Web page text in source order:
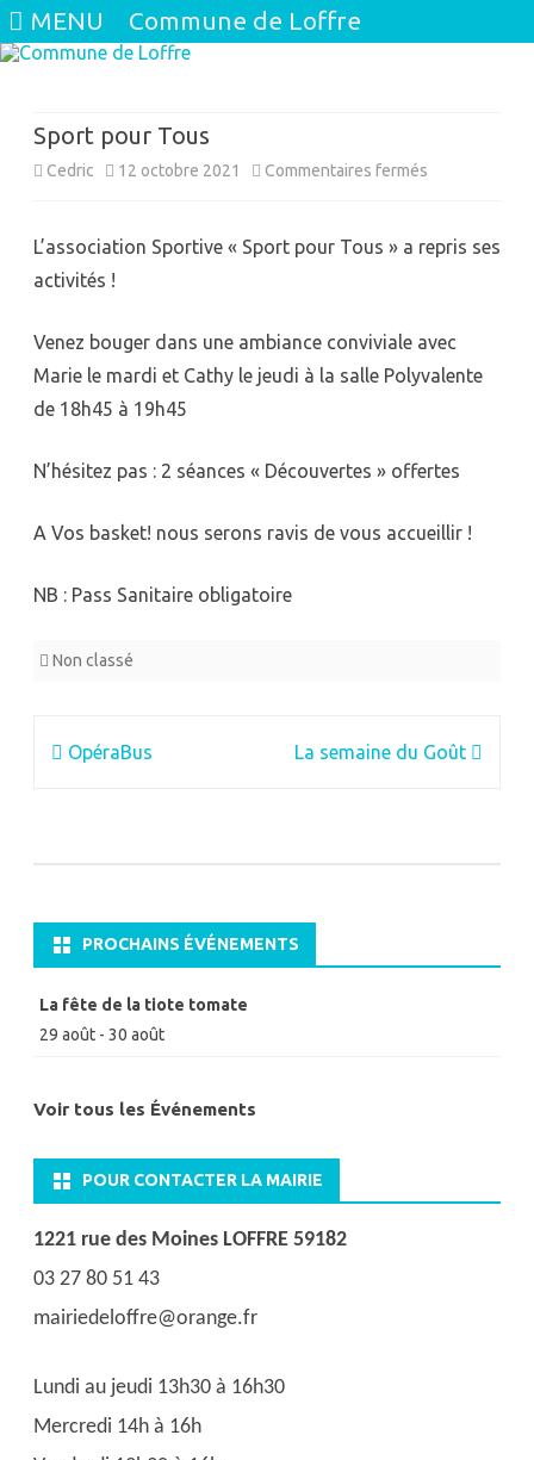
MENU Commune de Loffre
Sport pour Tous
Cedric 12 octobre 2021 Commentaires fermés
pour
L’association Sportive « Sport pour Tous » a repris ses
activités !
Venez bouger dans une ambiance conviviale avec
Marie le mardi et Cathy le jeudi à la salle Polyvalente
de 18h45 à 19h45
N’hésitez pas : 2 séances « Découvertes » offertes
A Vos basket! nous serons ravis de vous accueillir !
NB : Pass Sanitaire obligatoire
Non classé
Navigation
OpéraBus La semaine du Goût
PROCHAINS ÉVÉNEMENTS
La fête de la tiote tomate
29 août - 30 août
Voir tous les Événements
POUR CONTACTER LA MAIRIE
1221 rue des Moines LOFFRE 59182
03 27 80 51 43
mairiedeloffre@orange.fr
Lundi au jeudi 13h30 à 16h30
Mercredi 14h à 16h